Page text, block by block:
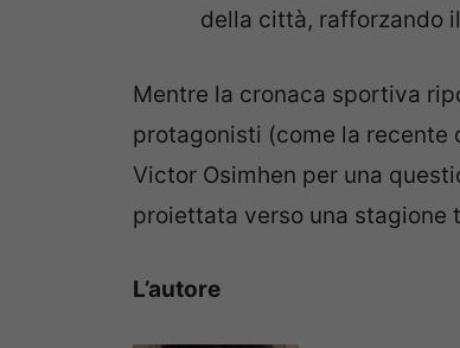
della città, rafforzando
Mentre la cronaca sportiva
protagonisti (come la recente
Victor Osimhen per una
proiettata verso una stagione
L’autore